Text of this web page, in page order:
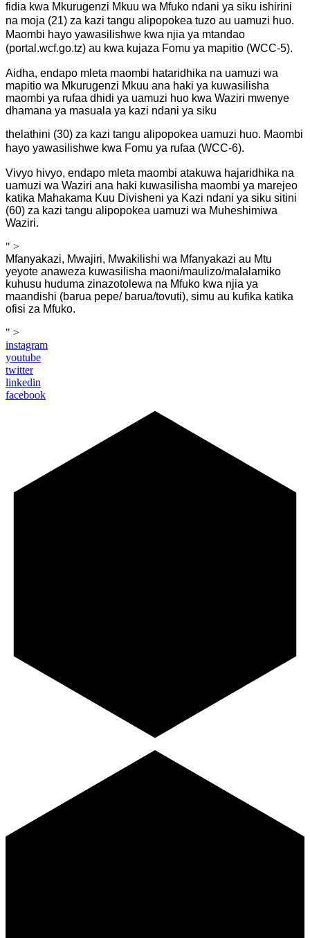
fidia kwa Mkurugenzi Mkuu wa Mfuko ndani ya siku ishirini
na moja (21) za kazi tangu alipopokea tuzo au uamuzi huo.
Maombi hayo yawasilishwe kwa njia ya mtandao
(portal.wcf.go.tz) au kwa kujaza Fomu ya mapitio (WCC-5).
Aidha, endapo mleta maombi hataridhika na uamuzi wa
mapitio wa Mkurugenzi Mkuu ana haki ya kuwasilisha
maombi ya rufaa dhidi ya uamuzi huo kwa Waziri mwenye
dhamana ya masuala ya kazi ndani ya siku
thelathini (30) za kazi tangu alipopokea uamuzi huo. Maombi
hayo yawasilishwe kwa Fomu ya rufaa (WCC-6).
Vivyo hivyo, endapo mleta maombi atakuwa hajaridhika na
uamuzi wa Waziri ana haki kuwasilisha maombi ya marejeo
katika Mahakama Kuu Divisheni ya Kazi ndani ya siku sitini
(60) za kazi tangu alipopokea uamuzi wa Muheshimiwa
Waziri.
" >
Mfanyakazi, Mwajiri, Mwakilishi wa Mfanyakazi au Mtu
yeyote anaweza kuwasilisha maoni/maulizo/malalamiko
kuhusu huduma zinazotolewa na Mfuko kwa njia ya
maandishi (barua pepe/ barua/tovuti), simu au kufika katika
ofisi za Mfuko.
" >
instagram
youtube
twitter
linkedin
facebook